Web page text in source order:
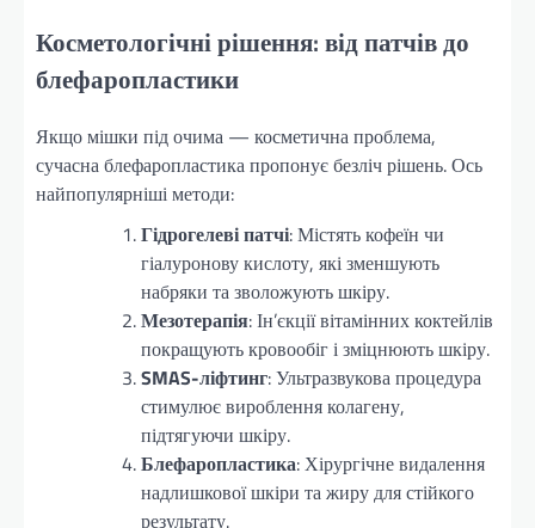
Косметологічні рішення: від патчів до
блефаропластики
Якщо мішки під очима — косметична проблема,
сучасна блефаропластика пропонує безліч рішень. Ось
найпопулярніші методи:
Гідрогелеві патчі: Містять кофеїн чи
гіалуронову кислоту, які зменшують
набряки та зволожують шкіру.
Мезотерапія: Ін’єкції вітамінних коктейлів
покращують кровообіг і зміцнюють шкіру.
SMAS-ліфтинг: Ультразвукова процедура
стимулює вироблення колагену,
підтягуючи шкіру.
Блефаропластика: Хірургічне видалення
надлишкової шкіри та жиру для стійкого
результату.